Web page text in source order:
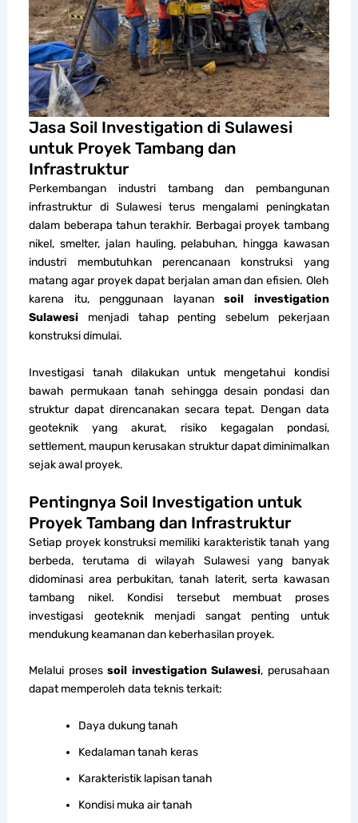
Jasa Soil Investigation di Sulawesi
untuk Proyek Tambang dan
Infrastruktur
Perkembangan industri tambang dan pembangunan
infrastruktur di Sulawesi terus mengalami peningkatan
dalam beberapa tahun terakhir. Berbagai proyek tambang
nikel, smelter, jalan hauling, pelabuhan, hingga kawasan
industri membutuhkan perencanaan konstruksi yang
matang agar proyek dapat berjalan aman dan efisien. Oleh
karena itu, penggunaan layanansoil investigation
Sulawesi menjadi tahap penting sebelum pekerjaan
konstruksi dimulai.
Investigasi tanah dilakukan untuk mengetahui kondisi
bawah permukaan tanah sehingga desain pondasi dan
struktur dapat direncanakan secara tepat. Dengan data
geoteknik yang akurat, risiko kegagalan pondasi,
settlement, maupun kerusakan struktur dapat diminimalkan
sejak awal proyek.
Pentingnya Soil Investigation untuk
Proyek Tambang dan Infrastruktur
Setiap proyek konstruksi memiliki karakteristik tanah yang
berbeda, terutama di wilayah Sulawesi yang banyak
didominasi area perbukitan, tanah laterit, serta kawasan
tambang nikel. Kondisi tersebut membuat proses
investigasi geoteknik menjadi sangat penting untuk
mendukung keamanan dan keberhasilan proyek.
Melalui prosessoil investigation Sulawesi, perusahaan
dapat memperoleh data teknis terkait:
Daya dukung tanah
Kedalaman tanah keras
Karakteristik lapisan tanah
Kondisi muka air tanah